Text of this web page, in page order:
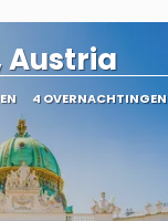
Austria
4 OVERNACHTINGEN